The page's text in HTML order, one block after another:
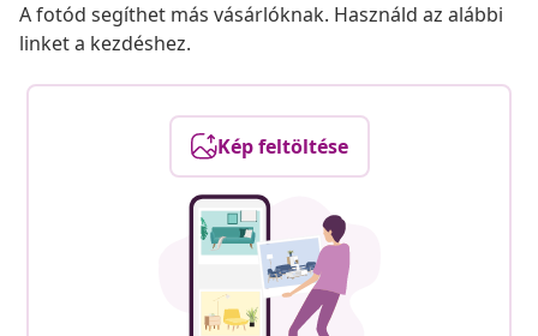
A fotód segíthet más vásárlóknak. Használd az alábbi
linket a kezdéshez.
Kép feltöltése